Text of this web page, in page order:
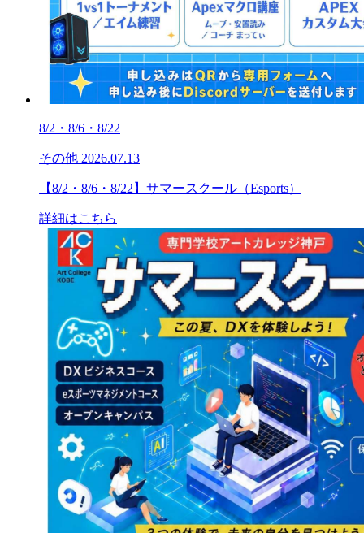
8/2・8/6・8/22
その他 2026.07.13
【8/2・8/6・8/22】サマースクール（Esports）
詳細はこちら